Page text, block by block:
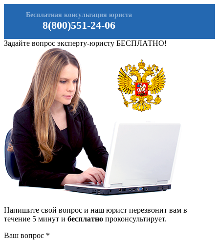
8(800)551-24-06
Бесплатная консультация юриста
Задайте вопрос эксперту-юристу БЕСПЛАТНО!
Напишите свой вопрос и наш юрист перезвонит вам в
течение 5 минут и бесплатно проконсультирует.
Ваш вопрос *